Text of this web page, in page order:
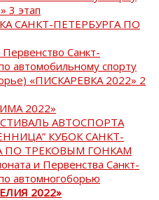
3 этап
САНКТ-ПЕТЕРБУРГА ПО
Санкт-
автомобильному спорту
«ПИСКАРЕВКА 2022» 2
2022»
АВТОСПОРТА
КУБОК САНКТ-
ПО ТРЕКОВЫМ ГОНКАМ
и Первенства Санкт-
автомногоборью
2022»